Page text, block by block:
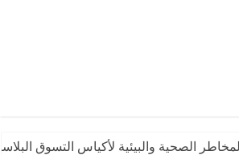
الصحية والبيئية لأكياس التسوق